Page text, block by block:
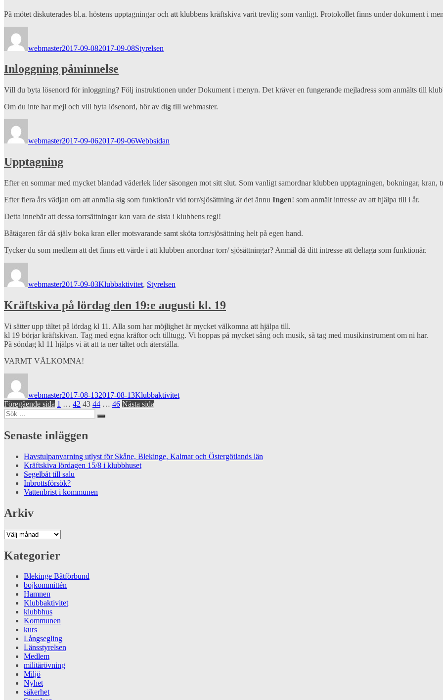
På mötet diskuterades bl.a. höstens upptagningar och att klubbens kräftskiva varit trevlig som vanligt. Protokollet finns under dokument i
webmaster2017-09-082017-09-08Styrelsen
Inloggning påminnelse
Vill du byta lösenord för inloggning? Följ instruktionen under Dokument i menyn. Det kräver en fungerande mejladress som anmälts till
Om du inte har mejl och vill byta lösenord, hör av dig till webmaster.
webmaster2017-09-062017-09-06Webbsidan
Upptagning
Efter en sommar med mycket blandad väderlek lider säsongen mot sitt slut. Som vanligt samordnar klubben upptagningen, bokningar,
Efter flera års vädjan om att anmäla sig som funktionär vid torr/sjösättning är det ännu Ingen! som anmält intresse av att hjälpa till i år.
Detta innebär att dessa torrsättningar kan vara de sista i klubbens regi!
Båtägaren får då själv boka kran eller motsvarande samt sköta torr/sjösättning helt på egen hand.
Tycker du som medlem att det finns ett värde i att klubben anordnar torr/ sjösättningar? Anmäl då ditt intresse att deltaga som funktionär.
webmaster2017-09-03Klubbaktivitet, Styrelsen
Kräftskiva på lördag den 19:e augusti kl. 19
Vi sätter upp tältet på lördag kl 11. Alla som har möjlighet är mycket välkomna att hjälpa till.
kl 19 börjar kräftskivan. Tag med egna kräftor och tilltugg. Vi hoppas på mycket sång och musik, så tag med musikinstrument om ni har.
På söndag kl 11 hjälps vi åt att ta ner tältet och återställa.
VARMT VÄLKOMNA!
webmaster2017-08-132017-08-13Klubbaktivitet
Sidnumrering
för
inlägg
Föregående sida Sida
1 … Sida
42 Sida
43 Sida
44 … Sida
46 Nästa sida
Sök
efter:
Sök
Senaste inläggen
Havstulpanvarning utlyst för Skåne, Blekinge, Kalmar och Östergötlands län
Kräftskiva lördagen 15/8 i klubbhuset
Segelbåt till salu
Inbrottsförsök?
Vattenbrist i kommunen
Arkiv
Arkiv
Kategorier
Blekinge Båtförbund
bojkommittén
Hamnen
Klubbaktivitet
klubbhus
Kommunen
kurs
Långsegling
Länsstyrelsen
Medlem
militärövning
Miljö
Nyhet
säkerhet